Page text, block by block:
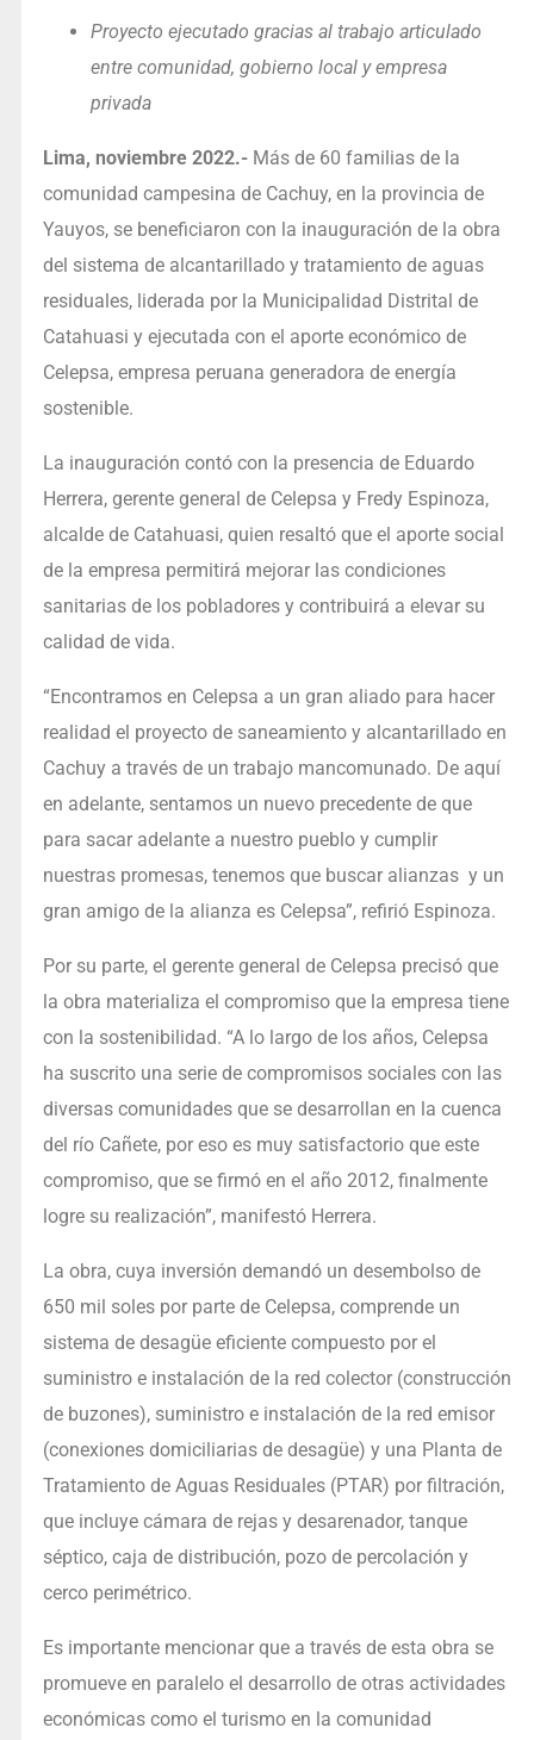
Proyecto ejecutado gracias al trabajo articulado
entre comunidad, gobierno local y empresa
privada
Lima, noviembre 2022.-Más de 60 familias de la
comunidad campesina de Cachuy, en la provincia de
Yauyos, se beneficiaron con la inauguración de la obra
del sistema de alcantarillado y tratamiento de aguas
residuales, liderada por la Municipalidad Distrital de
Catahuasi y ejecutada con el aporte económico de
Celepsa, empresa peruana generadora de energía
sostenible.
La inauguración contó con la presencia de Eduardo
Herrera, gerente general de Celepsa y Fredy Espinoza,
alcalde de Catahuasi, quien resaltó que el aporte social
de la empresa permitirá mejorar las condiciones
sanitarias de los pobladores y contribuirá a elevar su
calidad de vida.
“Encontramos en Celepsa a un gran aliado para hacer
realidad el proyecto de saneamiento y alcantarillado en
Cachuy a través de un trabajo mancomunado. De aquí
en adelante, sentamos un nuevo precedente de que
para sacar adelante a nuestro pueblo y cumplir
nuestras promesas, tenemos que buscar alianzas y un
gran amigo de la alianza es Celepsa”, refirió Espinoza.
Por su parte, el gerente general de Celepsa precisó que
la obra materializa el compromiso que la empresa tiene
con la sostenibilidad. “A lo largo de los años, Celepsa
ha suscrito una serie de compromisos sociales con las
diversas comunidades que se desarrollan en la cuenca
del río Cañete, por eso es muy satisfactorio que este
compromiso, que se firmó en el año 2012, finalmente
logre su realización”, manifestó Herrera.
La obra, cuya inversión demandó un desembolso de
650 mil soles por parte de Celepsa, comprende un
sistema de desagüe eficiente compuesto por el
suministro e instalación de la red colector (construcción
de buzones), suministro e instalación de la red emisor
(conexiones domiciliarias de desagüe) y una Planta de
Tratamiento de Aguas Residuales (PTAR) por filtración,
que incluye cámara de rejas y desarenador, tanque
séptico, caja de distribución, pozo de percolación y
cerco perimétrico.
Es importante mencionar que a través de esta obra se
promueve en paralelo el desarrollo de otras actividades
económicas como el turismo en la comunidad